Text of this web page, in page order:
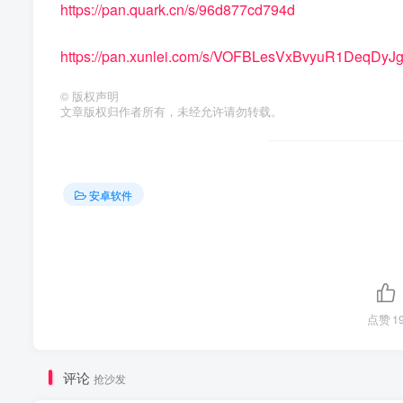
https://pan.quark.cn/s/96d877cd794d
https://pan.xunlei.com/s/
© 版权声明
文章版权归作者所有，未经允许请勿转载。
安卓软件
点赞
评论 抢沙发